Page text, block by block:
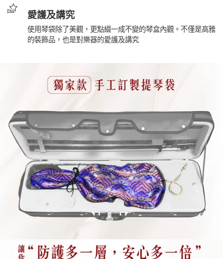
愛護及講究
使用琴袋除了美觀，更點綴一成不變的琴盒內觀。不僅是高雅
的裝飾品，也是對樂器的愛護及講究